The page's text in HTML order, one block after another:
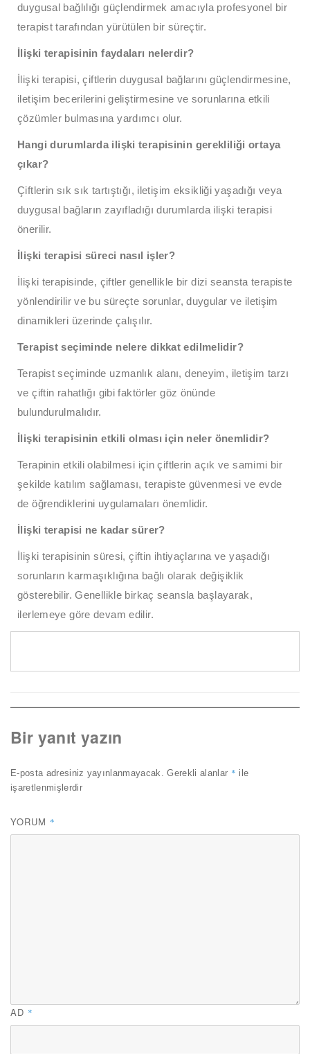
duygusal bağlılığı güçlendirmek amacıyla profesyonel bir
terapist tarafından yürütülen bir süreçtir.
İlişki terapisinin faydaları nelerdir?
İlişki terapisi, çiftlerin duygusal bağlarını güçlendirmesine,
iletişim becerilerini geliştirmesine ve sorunlarına etkili
çözümler bulmasına yardımcı olur.
Hangi durumlarda ilişki terapisinin gerekliliği ortaya
çıkar?
Çiftlerin sık sık tartıştığı, iletişim eksikliği yaşadığı veya
duygusal bağların zayıfladığı durumlarda ilişki terapisi
önerilir.
İlişki terapisi süreci nasıl işler?
İlişki terapisinde, çiftler genellikle bir dizi seansta terapiste
yönlendirilir ve bu süreçte sorunlar, duygular ve iletişim
dinamikleri üzerinde çalışılır.
Terapist seçiminde nelere dikkat edilmelidir?
Terapist seçiminde uzmanlık alanı, deneyim, iletişim tarzı
ve çiftin rahatlığı gibi faktörler göz önünde
bulundurulmalıdır.
İlişki terapisinin etkili olması için neler önemlidir?
Terapinin etkili olabilmesi için çiftlerin açık ve samimi bir
şekilde katılım sağlaması, terapiste güvenmesi ve evde
de öğrendiklerini uygulamaları önemlidir.
İlişki terapisi ne kadar sürer?
İlişki terapisinin süresi, çiftin ihtiyaçlarına ve yaşadığı
sorunların karmaşıklığına bağlı olarak değişiklik
gösterebilir. Genellikle birkaç seansla başlayarak,
ilerlemeye göre devam edilir.
Bir yanıt yazın
E-posta adresiniz yayınlanmayacak. Gerekli alanlar * ile
işaretlenmişlerdir
YORUM *
AD *